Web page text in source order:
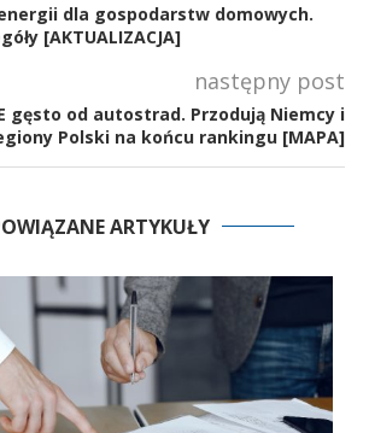
dla gospodarstw domowych.
[AKTUALIZACJA]
następny post
gęsto od autostrad. Przodują Niemcy i
Polski na końcu rankingu [MAPA]
ARTYKUŁY